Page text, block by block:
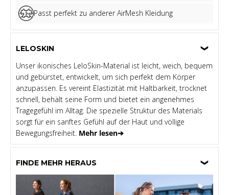
Passt perfekt zu anderer AirMesh Kleidung
LELOSKIN
Unser ikonisches LeloSkin-Material ist leicht, weich, bequem
und gebürstet, entwickelt, um sich perfekt dem Körper
anzupassen. Es vereint Elastizität mit Haltbarkeit, trocknet
schnell, behält seine Form und bietet ein angenehmes
Tragegefühl im Alltag. Die spezielle Struktur des Materials
sorgt für ein sanftes Gefühl auf der Haut und völlige
Bewegungsfreiheit. Mehr lesen➔
FINDE MEHR HERAUS